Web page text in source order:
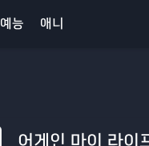
예능 애니
어게인 마이 라이